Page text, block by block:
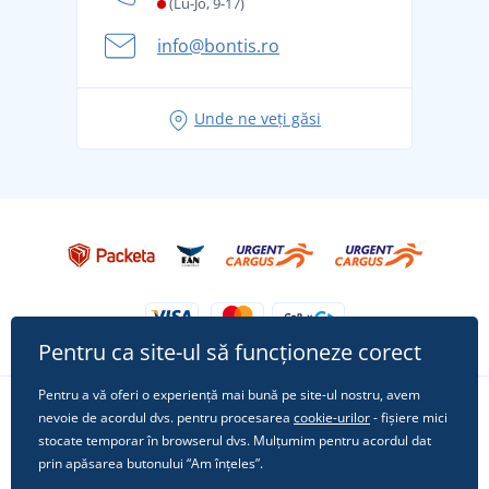
Aventura de vară începe cu bagajul - pregătiți-vă
pentru vacanță fără griji
Tricoul preferat City în rol principal: ținute pentru
info@bontis.ro
Unde ne veți găsi
Urmărește-ne pe rețelele sociale
Pentru ca site-ul să funcționeze corect
Pentru a vă oferi o experiență mai bună pe site-ul nostru, avem
nevoie de acordul dvs. pentru procesarea cookie-urilor- fișiere mici
stocate temporar în browserul dvs. Mulțumim pentru acordul dat
prin apăsarea butonului “Am înțeles”.